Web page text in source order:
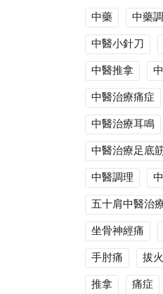
中藥 中藥
中醫小針刀
中醫推拿
中醫治療痛症
中醫治療耳鳴
中醫治療足底
中醫調理
五十肩中醫治
坐骨神經痛
手肘痛
拔
推拿
痛症